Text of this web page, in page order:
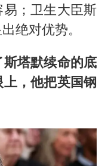
易；卫生大臣斯
绝对优势。
塔默续命的底
，他把英国钢